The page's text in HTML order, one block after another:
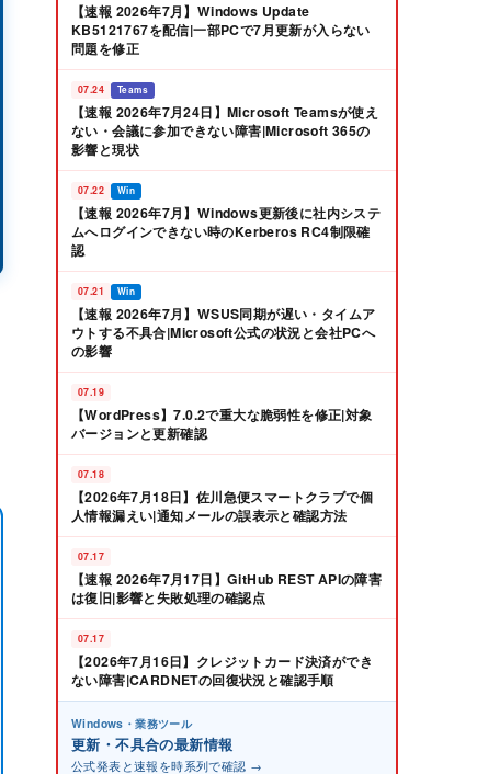
【速報 2026年7月】Windows Update
KB5121767を配信|一部PCで7月更新が入らない
問題を修正
07.24 Teams
【速報 2026年7月24日】Microsoft Teamsが使え
ない・会議に参加できない障害|Microsoft 365の
影響と現状
07.22 Win
【速報 2026年7月】Windows更新後に社内システ
ムへログインできない時のKerberos RC4制限確
認
07.21 Win
【速報 2026年7月】WSUS同期が遅い・タイムア
ウトする不具合|Microsoft公式の状況と会社PCへ
の影響
07.19
【WordPress】7.0.2で重大な脆弱性を修正|対象
バージョンと更新確認
07.18
【2026年7月18日】佐川急便スマートクラブで個
人情報漏えい|通知メールの誤表示と確認方法
07.17
【速報 2026年7月17日】GitHub REST APIの障害
は復旧|影響と失敗処理の確認点
07.17
【2026年7月16日】クレジットカード決済ができ
ない障害|CARDNETの回復状況と確認手順
Windows・業務ツール
更新・不具合の最新情報
公式発表と速報を時系列で確認 →